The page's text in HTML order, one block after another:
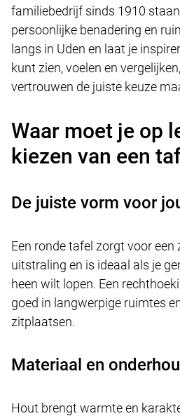
familiebedrijf sinds 1910
persoonlijke benadering en
langs in Uden en laat je
kunt zien, voelen en
vertrouwen de juiste keuze
Waar moet je op
kiezen van een
De juiste vorm voor
Een ronde tafel zorgt voor
uitstraling en is ideaal als je
heen wilt lopen. Een
goed in langwerpige ruimtes
zitplaatsen.
Materiaal en
Hout brengt warmte en